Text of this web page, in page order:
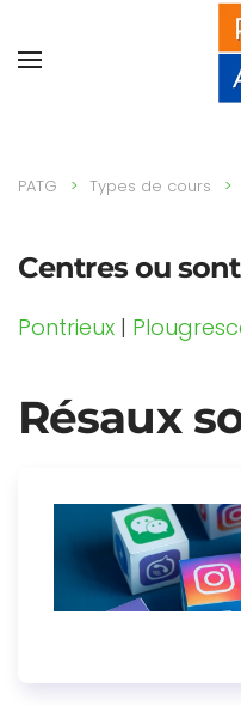
PATG Types de cours
Centres ou
Pontrieux |
Résaux